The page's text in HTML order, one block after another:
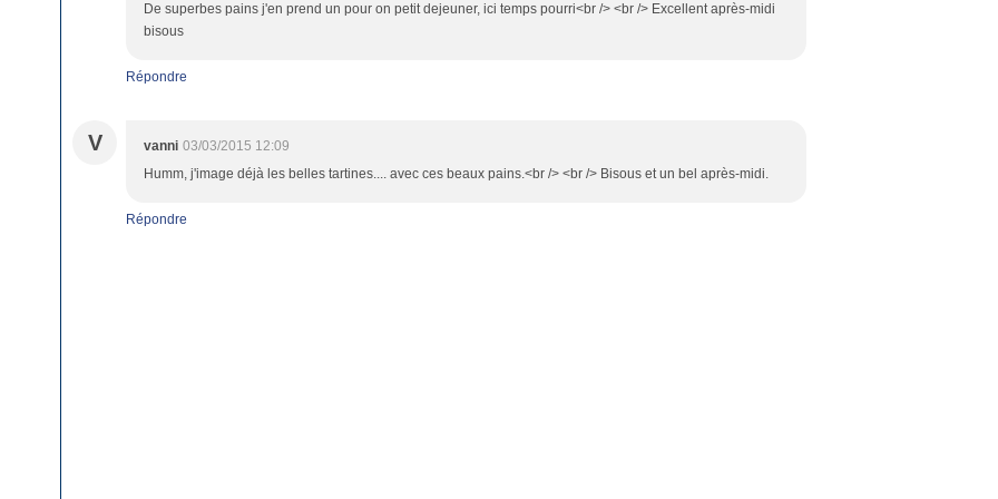
De superbes pains j'en prend un pour on petit dejeuner, ici temps pourri<br /> <br /> Excellent après-midi
bisous
Répondre
V vanni 03/03/2015 12:09
Humm, j'image déjà les belles tartines.... avec ces beaux pains.<br /> <br /> Bisous et un bel après-midi.
Répondre